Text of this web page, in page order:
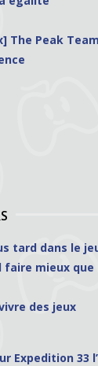
The Peak
tard dans le
mieux que
des jeux
Expedition 33